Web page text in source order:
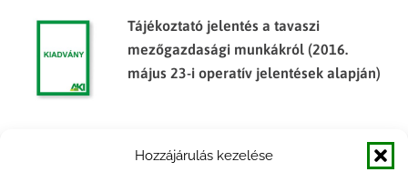
Hozzájárulás kezelése
Tájékoztató jelentés a tavaszi
mezőgazdasági munkákról (2016.
május 23-i operatív jelentések alapján)
Tájékoztató jelentés a tavaszi